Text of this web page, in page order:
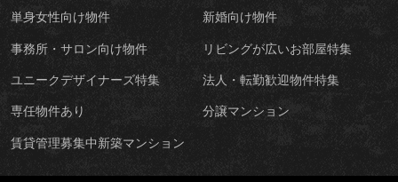
単身女性向け物件 新婚向け物件
事務所・サロン向け物件 リビングが広いお部屋特集
ユニークデザイナーズ特集 法人・転勤歓迎物件特集
専任物件あり 分譲マンション
賃貸管理募集中新築マンション